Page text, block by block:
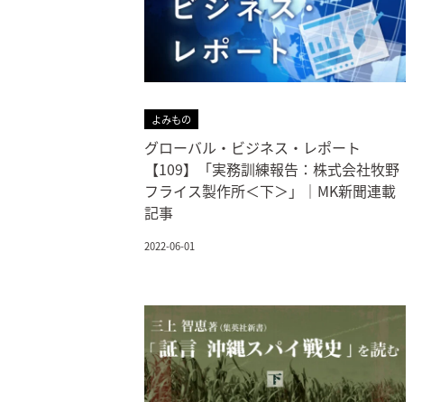
よみもの
グローバル・ビジネス・レポート
【109】「実務訓練報告：株式会社牧野
フライス製作所＜下＞」｜MK新聞連載
記事
2022-06-01